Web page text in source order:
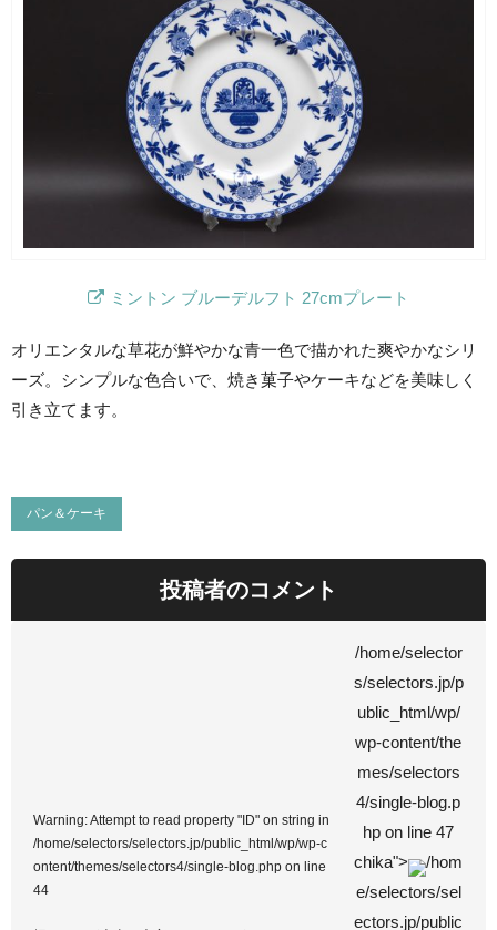
ミントン ブルーデルフト 27cmプレート
オリエンタルな草花が鮮やかな青一色で描かれた爽やかなシリ
ーズ。シンプルな色合いで、焼き菓子やケーキなどを美味しく
引き立てます。
パン＆ケーキ
投稿者のコメント
Warning: Attempt to read property "ID" on string in
/home/selectors/selectors.jp/public_html/wp/wp-c
ontent/themes/selectors4/single-blog.php on line
44
/home/selector
s/selectors.jp/p
ublic_html/wp/
wp-content/the
mes/selectors
4/single-blog.p
hp on line 47
chika">
/hom
e/selectors/sel
ectors.jp/public